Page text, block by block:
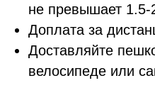
не превышает 1.5-
Доплата за
Доставляйте
велосипеде или